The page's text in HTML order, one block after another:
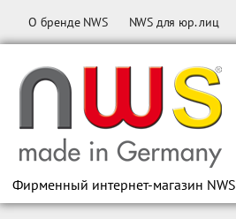
О бренде NWS NWS для юр. лиц
Фирменный интернет-магазин NWS